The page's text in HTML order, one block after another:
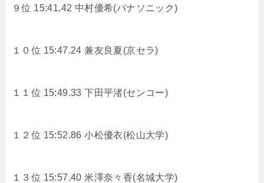
９位 15:41.42 中村優希(パナソニック)
１０位 15:47.24兼友良夏(京セラ)
１１位 15:49.33下田平渚(センコー)
１２位 15:52.86小松優衣(松山大学)
１３位 15:57.40米澤奈々香(名城大学)